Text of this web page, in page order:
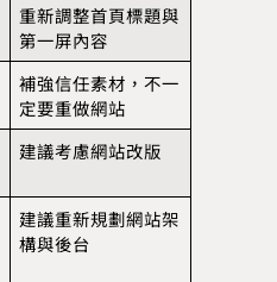
重新調整首頁標題與
第一屏內容
補強信任素材，不一
定要重做網站
建議考慮網站改版
建議重新規劃網站架
構與後台